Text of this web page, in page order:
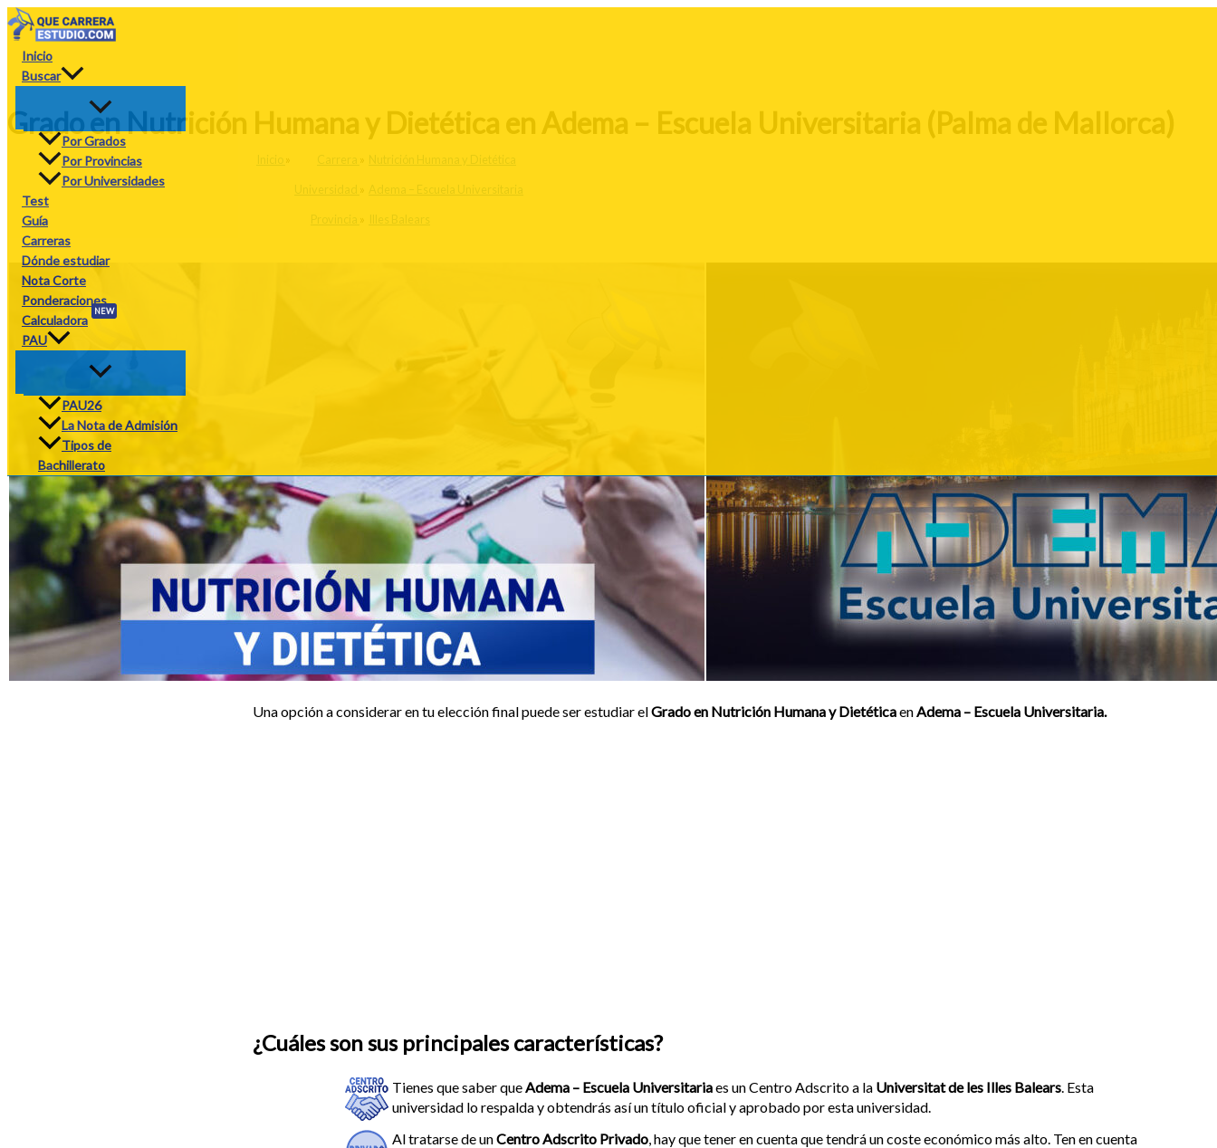
Ir
al
contenido
Inicio
Buscar
Por Grados
Por Provincias
Por Universidades
Test
Guía
Carreras
Dónde estudiar
Nota Corte
Ponderaciones
Calculadora
NEW
PAU
PAU26
La Nota de Admisión
Tipos de
Bachillerato
Grado en Nutrición Humana y Dietética en Adema – Escuela Universitaria (Palma de Mallorca)
Inicio Carrera Nutrición Humana y Dietética
Universidad Adema – Escuela Universitaria
Provincia Illes Balears
Una opción a considerar en tu elección final puede ser estudiar elGrado en Nutrición Humana y Dietéticaen Adema – Escuela Universitaria.
¿Cuáles son sus principales características?
Tienes que saber que Adema – Escuela Universitariaes un Centro Adscrito a la Universitat de les Illes Balears . Esta
universidad lo respalda y obtendrás así un título oficial y aprobado por esta universidad.
Al tratarse de unCentro Adscrito Privado , hay que tener en cuenta que tendrá un coste económico más alto. Ten en cuenta